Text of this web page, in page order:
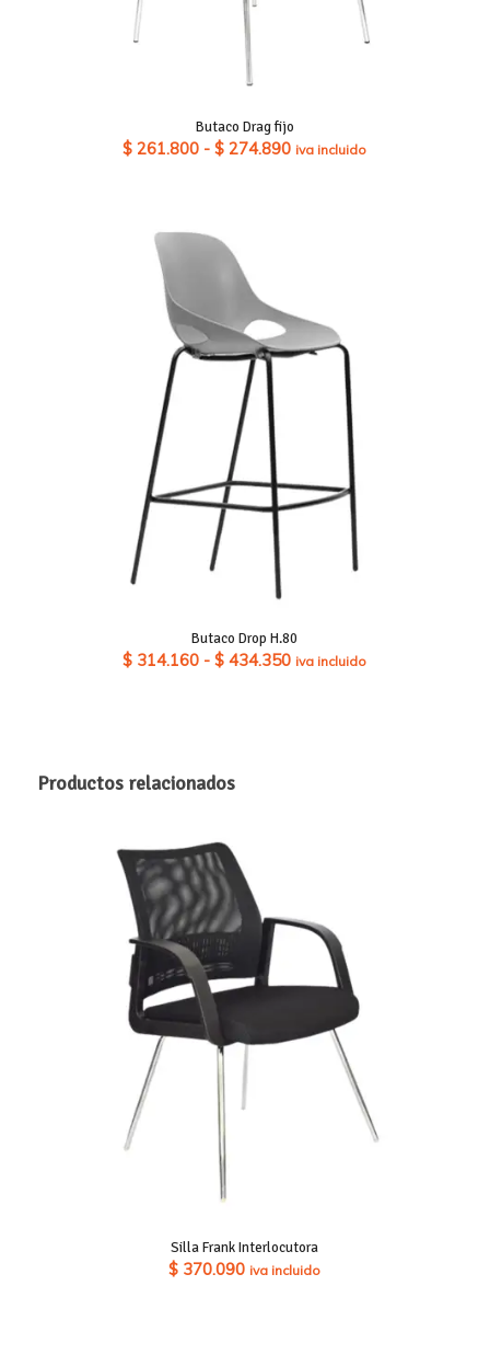
Butaco Drag fijo
$ 261.800 - $ 274.890Rango
iva incluido
Butaco Drop H.80
$ 314.160 - $ 434.350Rango
iva incluido
Productos relacionados
Silla Frank Interlocutora
$ 370.090 iva incluido